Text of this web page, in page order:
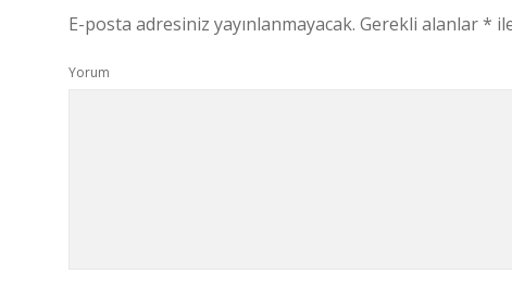
E-posta adresiniz yayınlanmayacak. Gerekli alanlar*
Yorum